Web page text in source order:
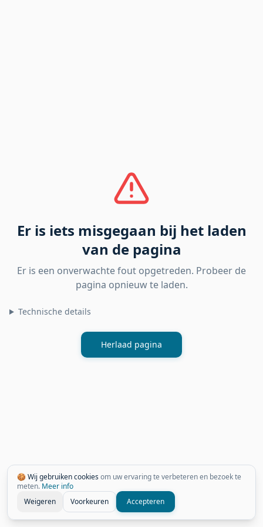
🍪 Wij gebruiken cookiesom uw ervaring te verbeteren en bezoek te
meten. Meer info
Weigeren
Voorkeuren Accepteren
Er is iets misgegaan bij het laden
van de pagina
Er is een onverwachte fout opgetreden. Probeer de
pagina opnieuw te laden.
Technische details
Herlaad pagina